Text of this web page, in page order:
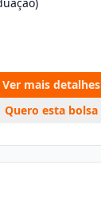
Ver mais detalhes
Quero esta bolsa